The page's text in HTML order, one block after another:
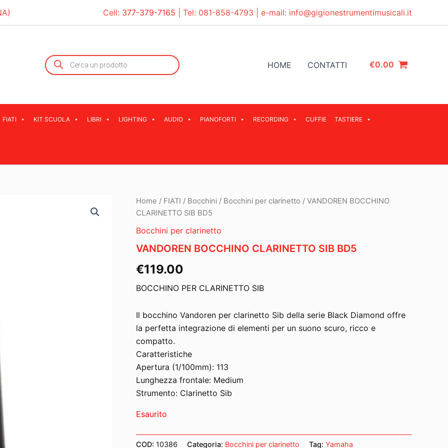
Cell: 377-379-7165 | Tel: 081-858-4793 | e-mail: info@gigionestrumentimusicali.it
Products
search
HOME CONTATTI €0.00
FIATI KIT SCUOLA LIBRI LIGHTING AUDIO PIANOFORTI RECORDING CUFFIE TASTIERE
Home / FIATI / Bocchini / Bocchini per clarinetto / VANDOREN BOCCHINO
CLARINETTO SIB BD5
Bocchini per clarinetto
VANDOREN BOCCHINO CLARINETTO SIB BD5
€119.00
BOCCHINO PER CLARINETTO SIB
Il bocchino Vandoren per clarinetto Sib della serie Black Diamond offre
la perfetta integrazione di elementi per un suono scuro, ricco e
compatto.
Caratteristiche
Apertura (1/100mm): 113
Lunghezza frontale: Medium
Strumento: Clarinetto Sib
Esaurito
COD: 10386 Categoria: Bocchini per clarinetto Tag: Yamaha